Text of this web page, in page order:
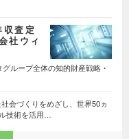
査定
社ウィ
ループ全体の知的財産戦略・
会づくりをめざし、世界50ヵ
技術を活用…